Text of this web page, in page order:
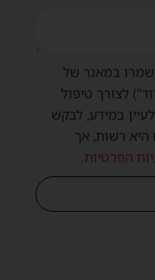
במאגר של
לצורך טיפול
במידע, לבקש
היא רשות, אך
הפרטיות.